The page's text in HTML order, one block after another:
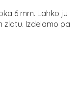
6 mm. Lahko ju
zlatu. Izdelamo pa